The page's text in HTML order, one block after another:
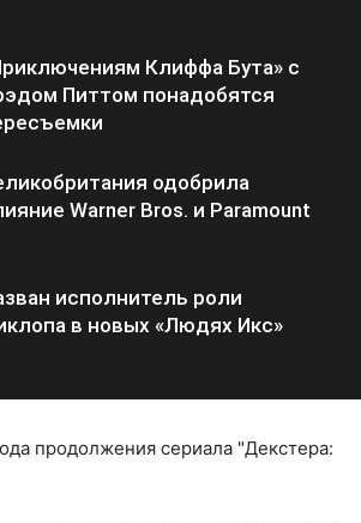
Клиффа Бута» с
Питтом понадобятся
одобрила
Warner Bros. и Paramount
исполнитель роли
в новых «Людях Икс»
продолжения сериала "Декстера: